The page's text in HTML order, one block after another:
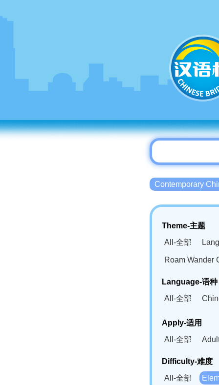
Contemporary
Theme-主题
All-全部
Roam Wander
Language-语种
All-全部
Bahasa
Swahili(SW)-
Apply-适用
All-全部
Difficulty-难度
All-全部